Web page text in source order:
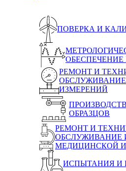
ПОВЕРКА И
ОБЕСПЕЧЕНИЕ
РЕМОНТ И
ОБСЛУЖИВАНИЕ
ИЗМЕРЕНИЙ
ОБРАЗЦОВ
РЕМОНТ И
ОБСЛУЖИВАНИЕ
МЕДИЦИНСКОЙ
ИСПЫТАНИЯ И